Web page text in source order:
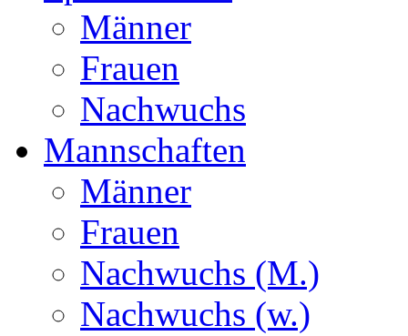
Männer
Frauen
Nachwuchs
Mannschaften
Männer
Frauen
Nachwuchs (M.)
Nachwuchs (w.)